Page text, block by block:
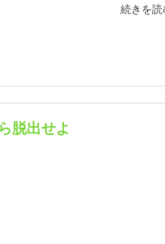
続きを読
脱出せよ